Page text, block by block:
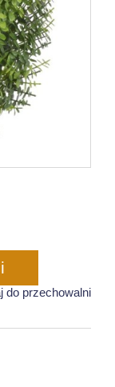
do przechowalni